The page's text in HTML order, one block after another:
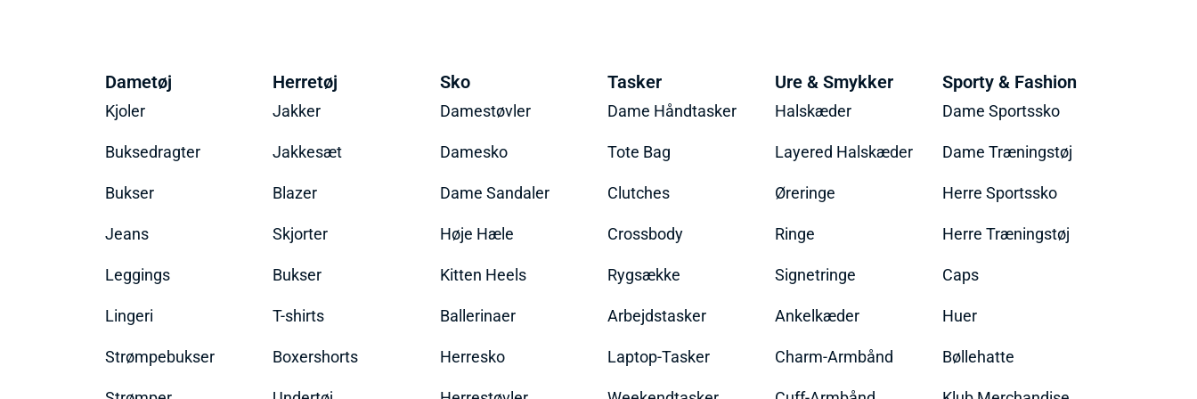
Dametøj
Kjoler
Buksedragter
Bukser
Jeans
Leggings
Lingeri
Strømpebukser
Herretøj
Jakker
Jakkesæt
Blazer
Skjorter
Bukser
T-shirts
Boxershorts
Sko
Damestøvler
Damesko
Dame Sandaler
Høje Hæle
Kitten Heels
Ballerinaer
Herresko
Tasker
Dame Håndtasker
Tote Bag
Clutches
Crossbody
Rygsække
Arbejdstasker
Laptop-Tasker
Ure & Smykker
Halskæder
Layered Halskæder
Øreringe
Ringe
Signetringe
Ankelkæder
Charm-Armbånd
Sporty & Fashion
Dame Sportssko
Dame Træningstøj
Herre Sportssko
Herre Træningstøj
Caps
Huer
Bøllehatte